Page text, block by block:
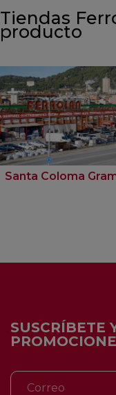
Tiendas
producto
Santa Coloma
SUSCRÍBETE